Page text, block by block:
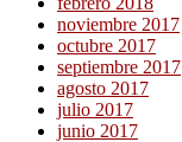
noviembre 2017
octubre 2017
septiembre 2017
agosto 2017
julio 2017
junio 2017